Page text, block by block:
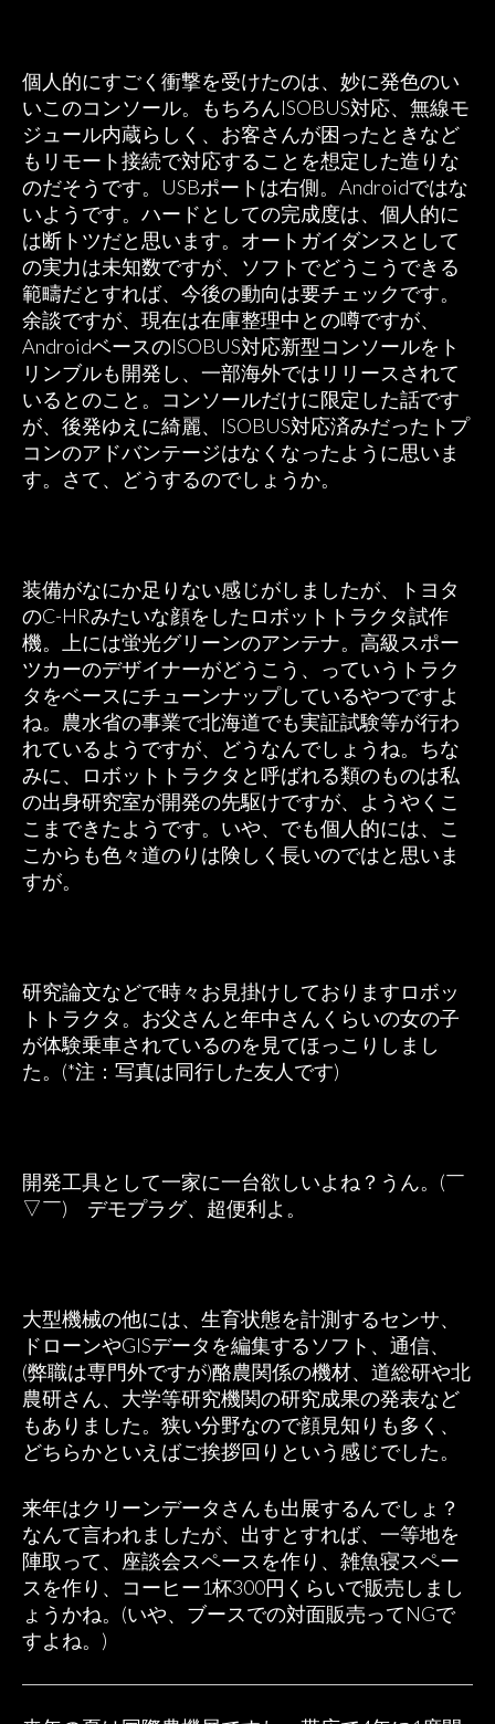
個人的にすごく衝撃を受けたのは、妙に発色のい
いこのコンソール。もちろんISOBUS対応、無線モ
ジュール内蔵らしく、お客さんが困ったときなど
もリモート接続で対応することを想定した造りな
のだそうです。USBポートは右側。Androidではな
いようです。ハードとしての完成度は、個人的に
は断トツだと思います。オートガイダンスとして
の実力は未知数ですが、ソフトでどうこうできる
範疇だとすれば、今後の動向は要チェックです。
余談ですが、現在は在庫整理中との噂ですが、
AndroidベースのISOBUS対応新型コンソールをト
リンブルも開発し、一部海外ではリリースされて
いるとのこと。コンソールだけに限定した話です
が、後発ゆえに綺麗、ISOBUS対応済みだったトプ
コンのアドバンテージはなくなったように思いま
す。さて、どうするのでしょうか。
装備がなにか足りない感じがしましたが、トヨタ
のC-HRみたいな顔をしたロボットトラクタ試作
機。上には蛍光グリーンのアンテナ。高級スポー
ツカーのデザイナーがどうこう、っていうトラク
タをベースにチューンナップしているやつですよ
ね。農水省の事業で北海道でも実証試験等が行わ
れているようですが、どうなんでしょうね。ちな
みに、ロボットトラクタと呼ばれる類のものは私
の出身研究室が開発の先駆けですが、ようやくこ
こまできたようです。いや、でも個人的には、こ
こからも色々道のりは険しく長いのではと思いま
すが。
研究論文などで時々お見掛けしておりますロボッ
トトラクタ。お父さんと年中さんくらいの女の子
が体験乗車されているのを見てほっこりしまし
た。(*注：写真は同行した友人です)
開発工具として一家に一台欲しいよね？うん。(￣
▽￣) デモプラグ、超便利よ。
大型機械の他には、生育状態を計測するセンサ、
ドローンやGISデータを編集するソフト、通信、
(弊職は専門外ですが)酪農関係の機材、道総研や北
農研さん、大学等研究機関の研究成果の発表など
もありました。狭い分野なので顔見知りも多く、
どちらかといえばご挨拶回りという感じでした。
来年はクリーンデータさんも出展するんでしょ？
なんて言われましたが、出すとすれば、一等地を
陣取って、座談会スペースを作り、雑魚寝スペー
スを作り、コーヒー1杯300円くらいで販売しまし
ょうかね。(いや、ブースでの対面販売ってNGで
すよね。)